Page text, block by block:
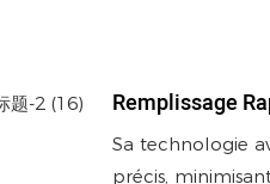
Remplissage
Sa technologie
précis,